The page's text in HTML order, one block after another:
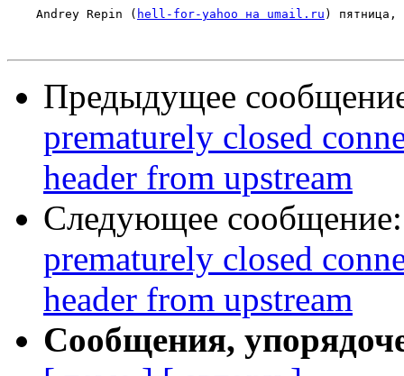
    Andrey Repin (
hell-for-yahoo на umail.ru ) пятница,
Предыдущее
prematurely closed
header from upstream
Следующее
prematurely closed
header from upstream
Сообщения,